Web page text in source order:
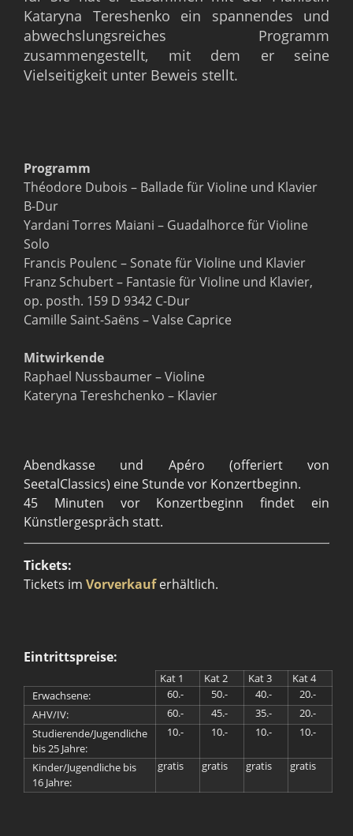
Kataryna Tereshenko ein spannendes und
abwechslungsreiches Programm
zusammengestellt, mit dem er seine
Vielseitigkeit unter Beweis stellt.
Programm
Théodore Dubois – Ballade für Violine und Klavier
B-Dur
Yardani Torres Maiani – Guadalhorce für Violine
Solo
Francis Poulenc – Sonate für Violine und Klavier
Franz Schubert – Fantasie für Violine und Klavier,
op. posth. 159 D 9342 C-Dur
Camille Saint-Saëns – Valse Caprice
Mitwirkende
Raphael Nussbaumer – Violine
Kateryna Tereshchenko – Klavier
Abendkasse und Apéro (offeriert von
SeetalClassics) eine Stunde vor Konzertbeginn.
45 Minuten vor Konzertbeginn findet ein
Künstlergespräch statt.
Tickets:
Tickets im Vorverkauferhältlich.
Eintrittspreise:
Kat 1 Kat 2 Kat 3
Kat 4
Erwachsene:
60.- 50.- 40.-
20.-
AHV/IV:
60.- 45.- 35.-
20.-
Studierende/Jugendliche
bis 25 Jahre:
10.- 10.- 10.- 10.-
Kinder/Jugendliche bis
16 Jahre:
gratis gratis gratis gratis